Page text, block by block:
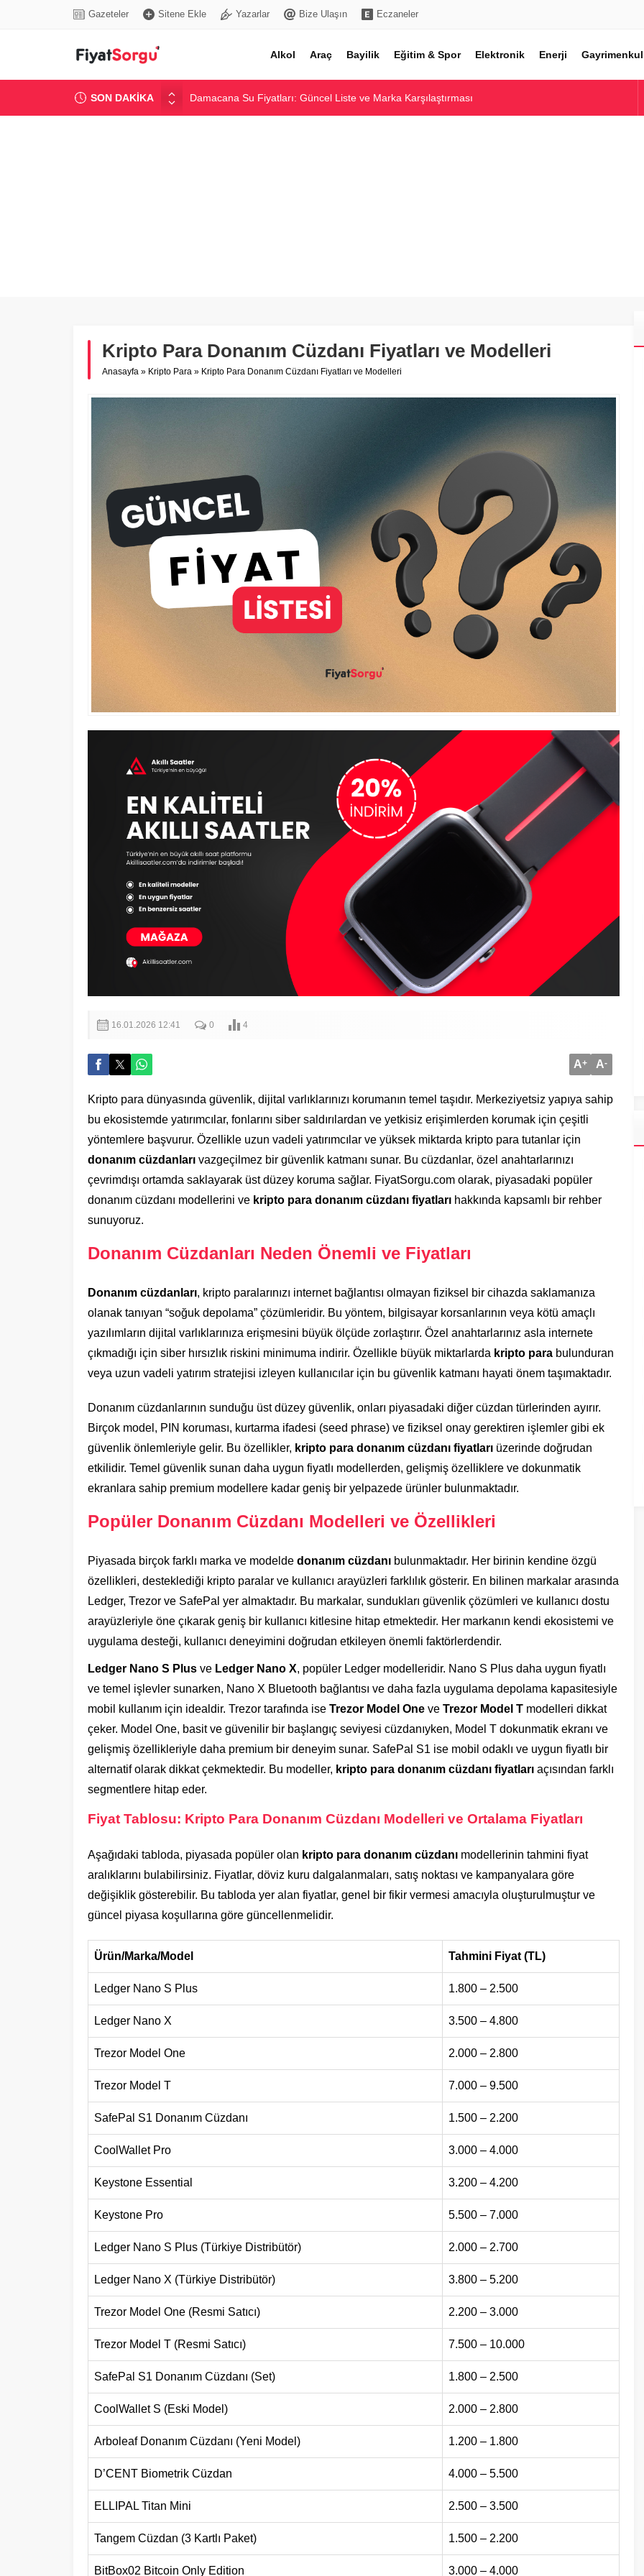
Gazeteler Sitene Ekle Yazarlar Bize Ulaşın Eczaneler
Alkol Araç Bayilik Eğitim & Spor Elektronik Enerji Gayrimenkul
SON DAKİKA
Damacana Su Fiyatları: Güncel Liste ve Marka Karşılaştırması
Güncel Çimento Fiyatları ve Toptan Alım Rehberi
Kripto Para Donanım Cüzdanı Fiyatları ve Modelleri
Anasayfa » Kripto Para » Kripto Para Donanım Cüzdanı Fiyatları ve Modelleri
16.01.2026 12:41 0 4
A+ A-
Kripto para dünyasında güvenlik, dijital varlıklarınızı korumanın temel taşıdır. Merkeziyetsiz yapıya sahip
bu ekosistemde yatırımcılar, fonlarını siber saldırılardan ve yetkisiz erişimlerden korumak için çeşitli
yöntemlere başvurur. Özellikle uzun vadeli yatırımcılar ve yüksek miktarda kripto para tutanlar için
donanım cüzdanları vazgeçilmez bir güvenlik katmanı sunar. Bu cüzdanlar, özel anahtarlarınızı
çevrimdışı ortamda saklayarak üst düzey koruma sağlar. FiyatSorgu.com olarak, piyasadaki popüler
donanım cüzdanı modellerini ve kripto para donanım cüzdanı fiyatları hakkında kapsamlı bir rehber
sunuyoruz.
Donanım Cüzdanları Neden Önemli ve Fiyatları
Donanım cüzdanları, kripto paralarınızı internet bağlantısı olmayan fiziksel bir cihazda saklamanıza
olanak tanıyan “soğuk depolama” çözümleridir. Bu yöntem, bilgisayar korsanlarının veya kötü amaçlı
yazılımların dijital varlıklarınıza erişmesini büyük ölçüde zorlaştırır. Özel anahtarlarınız asla internete
çıkmadığı için siber hırsızlık riskini minimuma indirir. Özellikle büyük miktarlarda kripto para bulunduran
veya uzun vadeli yatırım stratejisi izleyen kullanıcılar için bu güvenlik katmanı hayati önem taşımaktadır.
Donanım cüzdanlarının sunduğu üst düzey güvenlik, onları piyasadaki diğer cüzdan türlerinden ayırır.
Birçok model, PIN koruması, kurtarma ifadesi (seed phrase) ve fiziksel onay gerektiren işlemler gibi ek
güvenlik önlemleriyle gelir. Bu özellikler, kripto para donanım cüzdanı fiyatları üzerinde doğrudan
etkilidir. Temel güvenlik sunan daha uygun fiyatlı modellerden, gelişmiş özelliklere ve dokunmatik
ekranlara sahip premium modellere kadar geniş bir yelpazede ürünler bulunmaktadır.
Popüler Donanım Cüzdanı Modelleri ve Özellikleri
Piyasada birçok farklı marka ve modelde donanım cüzdanı bulunmaktadır. Her birinin kendine özgü
özellikleri, desteklediği kripto paralar ve kullanıcı arayüzleri farklılık gösterir. En bilinen markalar arasında
Ledger, Trezor ve SafePal yer almaktadır. Bu markalar, sundukları güvenlik çözümleri ve kullanıcı dostu
arayüzleriyle öne çıkarak geniş bir kullanıcı kitlesine hitap etmektedir. Her markanın kendi ekosistemi ve
uygulama desteği, kullanıcı deneyimini doğrudan etkileyen önemli faktörlerdendir.
Ledger Nano S Plus ve Ledger Nano X, popüler Ledger modelleridir. Nano S Plus daha uygun fiyatlı
ve temel işlevler sunarken, Nano X Bluetooth bağlantısı ve daha fazla uygulama depolama kapasitesiyle
mobil kullanım için idealdir. Trezor tarafında ise Trezor Model One ve Trezor Model T modelleri dikkat
çeker. Model One, basit ve güvenilir bir başlangıç seviyesi cüzdanıyken, Model T dokunmatik ekranı ve
gelişmiş özellikleriyle daha premium bir deneyim sunar. SafePal S1 ise mobil odaklı ve uygun fiyatlı bir
alternatif olarak dikkat çekmektedir. Bu modeller, kripto para donanım cüzdanı fiyatları açısından farklı
segmentlere hitap eder.
Fiyat Tablosu: Kripto Para Donanım Cüzdanı Modelleri ve Ortalama Fiyatları
Aşağıdaki tabloda, piyasada popüler olan kripto para donanım cüzdanı modellerinin tahmini fiyat
aralıklarını bulabilirsiniz. Fiyatlar, döviz kuru dalgalanmaları, satış noktası ve kampanyalara göre
değişiklik gösterebilir. Bu tabloda yer alan fiyatlar, genel bir fikir vermesi amacıyla oluşturulmuştur ve
güncel piyasa koşullarına göre güncellenmelidir.
Ürün/Marka/Model Tahmini Fiyat (TL)
Ledger Nano S Plus 1.800 – 2.500
Ledger Nano X 3.500 – 4.800
Trezor Model One 2.000 – 2.800
Trezor Model T 7.000 – 9.500
SafePal S1 Donanım Cüzdanı 1.500 – 2.200
CoolWallet Pro 3.000 – 4.000
Keystone Essential 3.200 – 4.200
Keystone Pro 5.500 – 7.000
Ledger Nano S Plus (Türkiye Distribütör) 2.000 – 2.700
Ledger Nano X (Türkiye Distribütör) 3.800 – 5.200
Trezor Model One (Resmi Satıcı) 2.200 – 3.000
Trezor Model T (Resmi Satıcı) 7.500 – 10.000
SafePal S1 Donanım Cüzdanı (Set) 1.800 – 2.500
CoolWallet S (Eski Model) 2.000 – 2.800
Arboleaf Donanım Cüzdanı (Yeni Model) 1.200 – 1.800
D’CENT Biometrik Cüzdan 4.000 – 5.500
ELLIPAL Titan Mini 2.500 – 3.500
Tangem Cüzdan (3 Kartlı Paket) 1.500 – 2.200
BitBox02 Bitcoin Only Edition 3.000 – 4.000